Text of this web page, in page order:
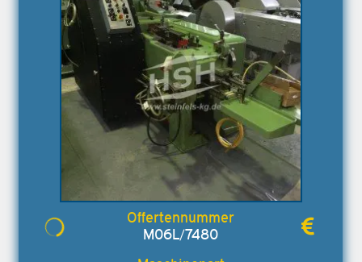
M06L/7480